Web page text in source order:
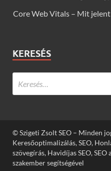
Core Web Vitals – Mit
KERESÉS
© Szigeti Zsolt SEO – Minden
Keresőoptimalizálás, SEO,
szövegírás, Havidíjas SEO,
szakember segítségével